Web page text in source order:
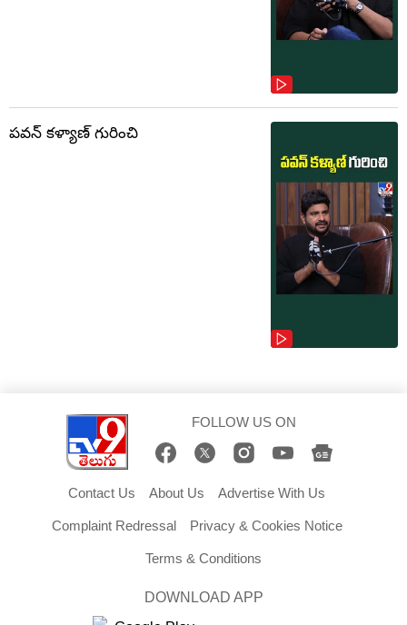
పవన్ కళ్యాణ్ గురించి
FOLLOW US ON
Contact Us About Us Advertise With Us
Complaint Redressal Privacy & Cookies Notice
Terms & Conditions
DOWNLOAD APP